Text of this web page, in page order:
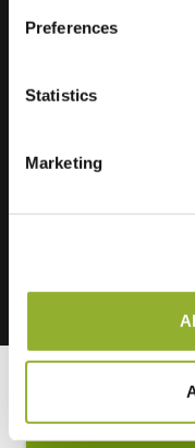
Preferences
Statistics
Marketing
Información